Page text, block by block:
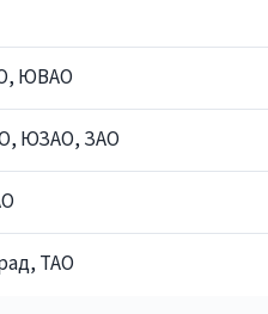
ЮВАО
ЮЗАО, ЗАО
ТАО